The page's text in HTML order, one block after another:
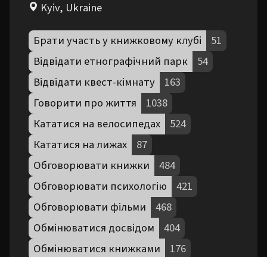
Kyiv, Ukraine
Брати участь у книжковому клубі
51
Відвідати етнографічний парк
54
Відвідати квест-кімнату
163
Говорити про життя
1038
Кататися на велосипедах
524
Кататися на лижах
87
Обговорювати книжки
484
Обговорювати психологію
421
Обговорювати фільми
468
Обмінюватися досвідом
404
Обмінюватися книжками
176